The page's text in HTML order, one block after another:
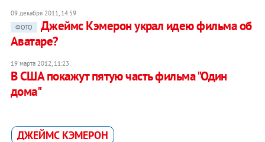
09 декабря 2011, 14:59
ФОТО
Джеймс Кэмерон украл идею фильма об
Аватаре?
19 марта 2012, 11:23
В США покажут пятую часть фильма "Один
дома"
ДЖЕЙМС КЭМЕРОН